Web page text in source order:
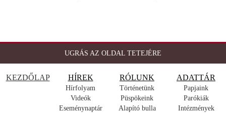
UGRÁS AZ OLDAL TETEJÉRE
KEZDŐLAP HÍREK
Hírfolyam
Videók
Eseménynaptár
RÓLUNK
Történetünk
Püspökeink
Alapító bulla
ADATTÁR
Papjaink
Parókiák
Intézmények